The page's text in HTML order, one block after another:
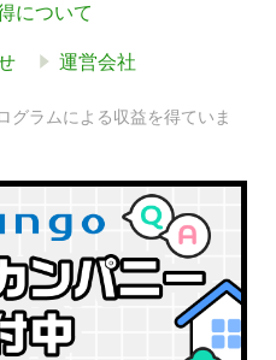
について
運営会社
グラムによる収益を得ていま